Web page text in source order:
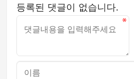
등록된 댓글이 없습니다.